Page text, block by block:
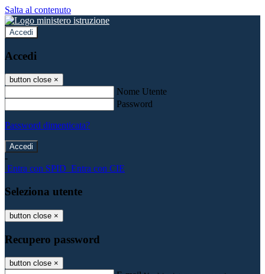
Salta al contenuto
Accedi
Accedi
button close ×
Nome Utente
Password
Password dimenticata?
-
Entra con SPID Entra con CIE
Seleziona utente
button close ×
Recupero password
button close ×